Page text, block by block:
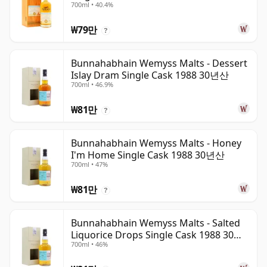
700ml • 40.4%
₩79만 ?
Bunnahabhain Wemyss Malts - Dessert
Islay Dram Single Cask 1988 30년산
700ml • 46.9%
₩81만 ?
Bunnahabhain Wemyss Malts - Honey
I'm Home Single Cask 1988 30년산
700ml • 47%
₩81만 ?
Bunnahabhain Wemyss Malts - Salted
Liquorice Drops Single Cask 1988 30년
산
700ml • 46%